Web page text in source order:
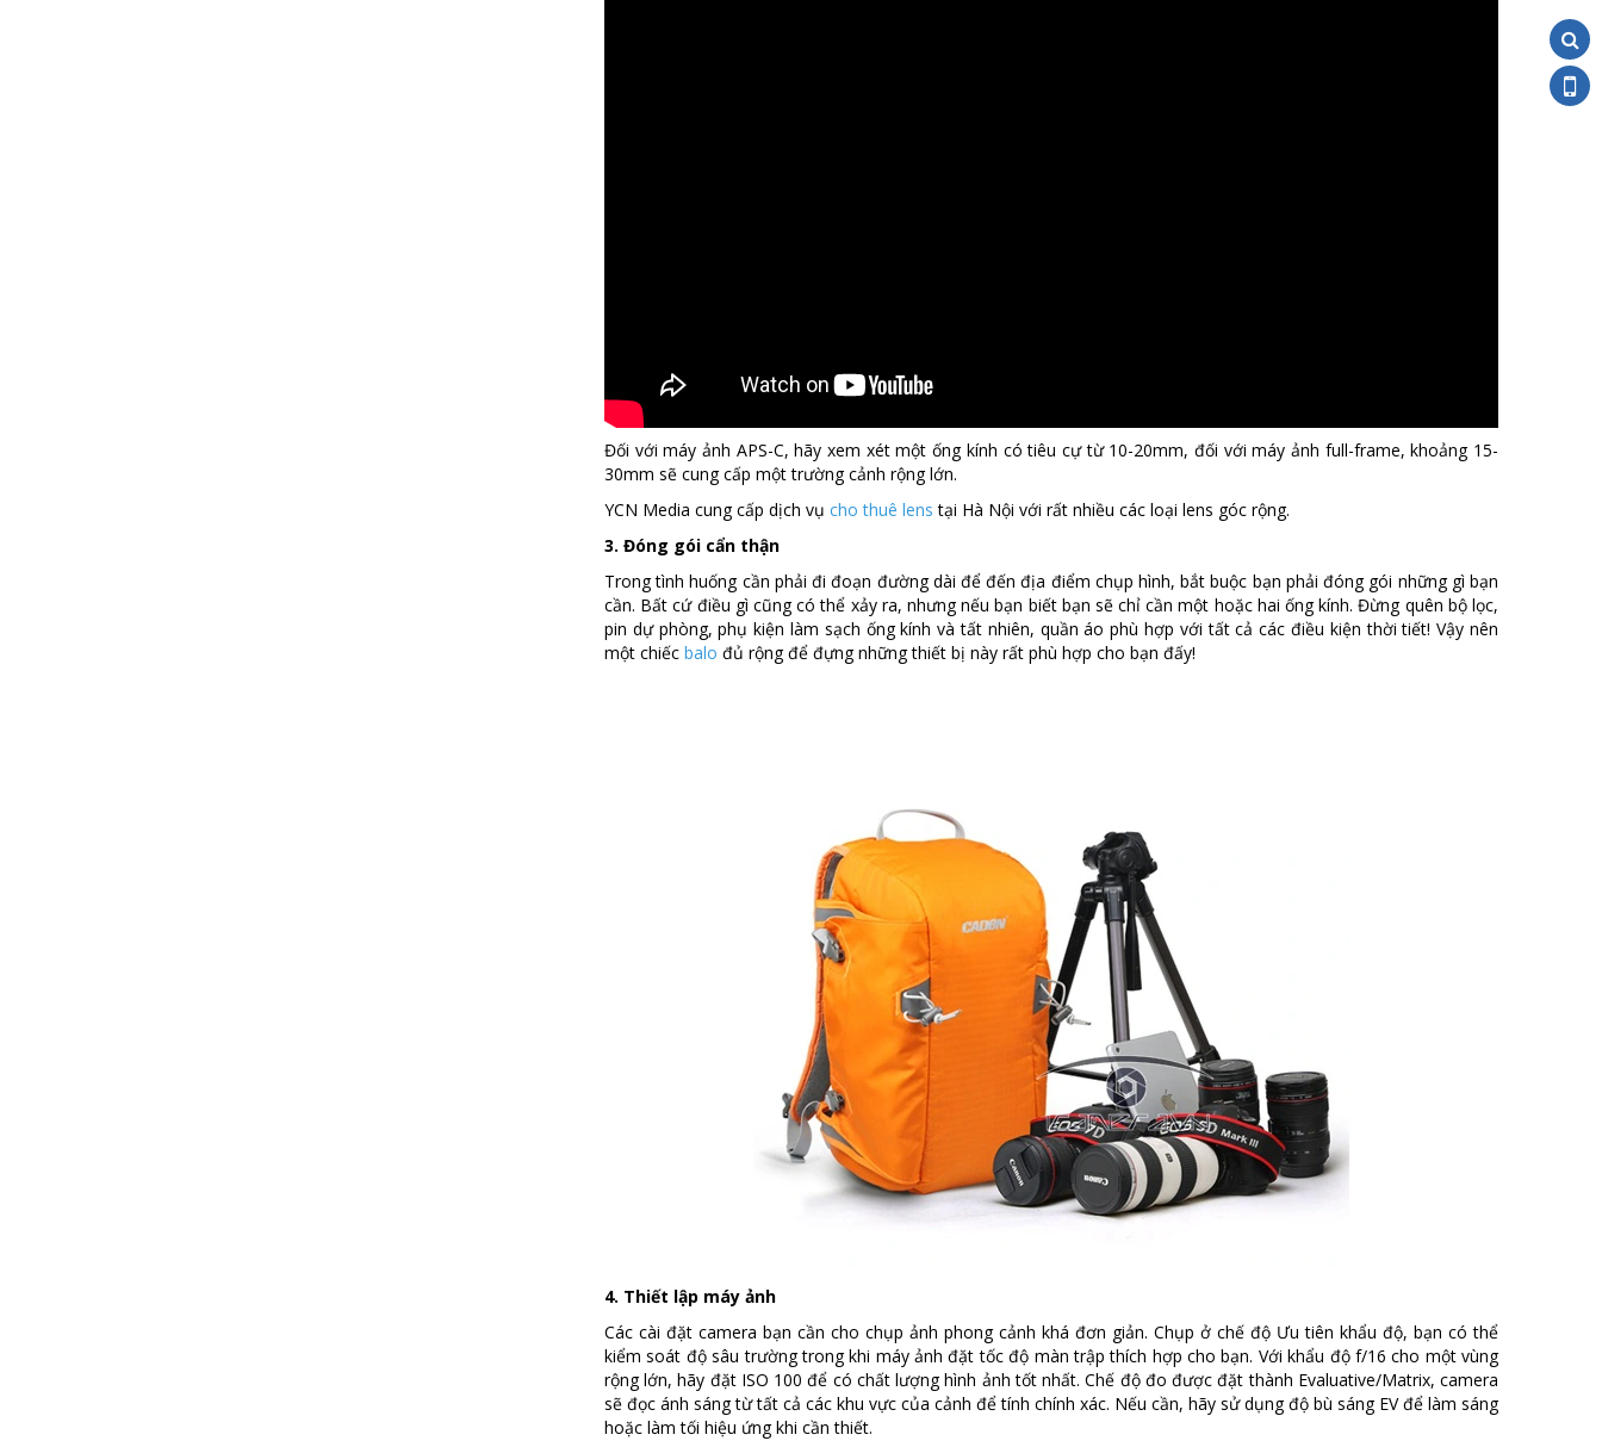
Đối với máy ảnh APS-C, hãy xem xét một ống kính có tiêu cự từ 10-20mm, đối với máy ảnh full-frame, khoảng 15-
30mm sẽ cung cấp một trường cảnh rộng lớn.
YCN Media cung cấp dịch vụ cho thuê lens tại Hà Nội với rất nhiều các loại lens góc rộng.
3. Đóng gói cẩn thận
Trong tình huống cần phải đi đoạn đường dài để đến địa điểm chụp hình, bắt buộc bạn phải đóng gói những gì bạn
cần. Bất cứ điều gì cũng có thể xảy ra, nhưng nếu bạn biết bạn sẽ chỉ cần một hoặc hai ống kính. Đừng quên bộ lọc,
pin dự phòng, phụ kiện làm sạch ống kính và tất nhiên, quần áo phù hợp với tất cả các điều kiện thời tiết! Vậy nên
một chiếc balo đủ rộng để đựng những thiết bị này rất phù hợp cho bạn đấy!
4. Thiết lập máy ảnh
Các cài đặt camera bạn cần cho chụp ảnh phong cảnh khá đơn giản. Chụp ở chế độ Ưu tiên khẩu độ, bạn có thể
kiểm soát độ sâu trường trong khi máy ảnh đặt tốc độ màn trập thích hợp cho bạn. Với khẩu độ f/16 cho một vùng
rộng lớn, hãy đặt ISO 100 để có chất lượng hình ảnh tốt nhất. Chế độ đo được đặt thành Evaluative/Matrix, camera
sẽ đọc ánh sáng từ tất cả các khu vực của cảnh để tính chính xác. Nếu cần, hãy sử dụng độ bù sáng EV để làm sáng
hoặc làm tối hiệu ứng khi cần thiết.